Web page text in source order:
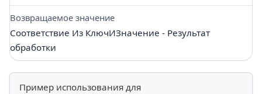
Возвращаемое значение
Соответствие Из КлючИЗначение - Результат
обработки
Пример использования для